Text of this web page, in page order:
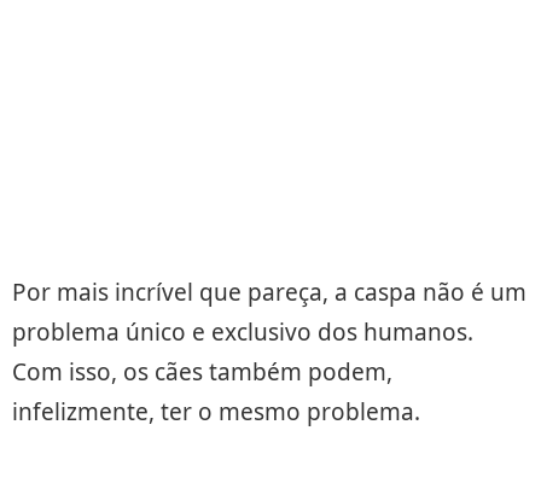
Por mais incrível que pareça, a caspa não é um
problema único e exclusivo dos humanos.
Com isso, os cães também podem,
infelizmente, ter o mesmo problema.